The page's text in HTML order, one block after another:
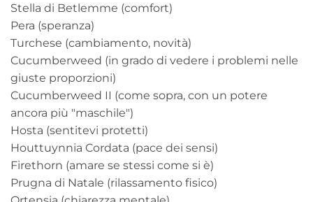
Stella di Betlemme (comfort)
Pera (speranza)
Turchese (cambiamento, novità)
Cucumberweed (in grado di vedere i problemi nelle
giuste proporzioni)
Cucumberweed II (come sopra, con un potere
ancora più "maschile")
Hosta (sentitevi protetti)
Houttuynnia Cordata (pace dei sensi)
Firethorn (amare se stessi come si è)
Prugna di Natale (rilassamento fisico)